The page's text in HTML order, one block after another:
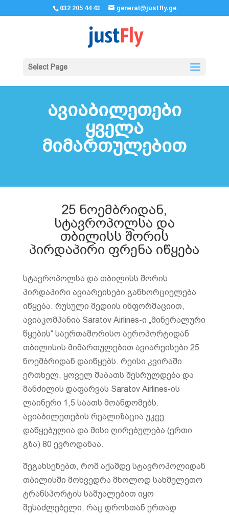
032 205 44 43 general@justfly.ge
Select Page
ავიაბილეთები
ყველა
მიმართულებით
25 ნოემბრიდან,
სტავროპოლსა და
თბილისს შორის
პირდაპირი ფრენა იწყება
სტავროპოლსა და თბილისს შორის
პირდაპირი ავიარეისები განხორციელება
იწყება. რუსული მედიის ინფორმაციით,
ავიაკომპანია Saratov Airlines-ი „მინერალური
წყების“ საერთაშორისო აეროპორტიდან
თბილისის მიმართულებით ავიარეისები 25
ნოემბრიდან დაიწყებს. რეისი კვირაში
ერთხელ, ყოველ შაბათს შესრულდება და
მანძილის დაფარვას Saratov Airlines-ის
ლაინერი 1,5 საათს მოანდომებს.
ავიაბილეთების რეალიზაცია უკვე
დაწყებულია და მისი ღირებულება (ერთი
გზა) 80 ევროდანაა.
შეგახსენებთ, რომ აქამდე სტავროპოლიდან
თბილისში მოხვედრა მხოლოდ სახმელეთო
ტრანსპორტის საშუალებით იყო
შესაძლებელი, რაც დროსთან ერთად